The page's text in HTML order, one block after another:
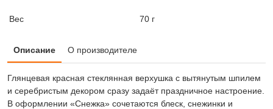
Вес 70 г
Описание О производителе
Глянцевая красная стеклянная верхушка с вытянутым шпилем
и серебристым декором сразу задаёт праздничное настроение.
В оформлении «Снежка» сочетаются блеск, снежинки и